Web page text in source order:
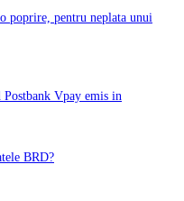
poprire, pentru neplata unui
Postbank Vpay emis in
BRD?